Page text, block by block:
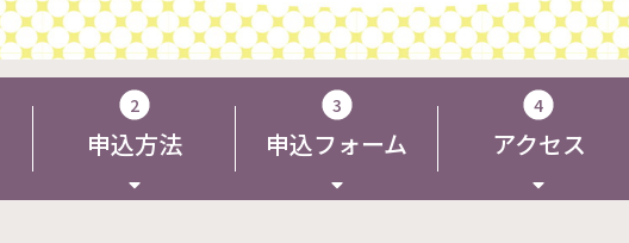
2
申込方法
3
申込フォーム
4
アクセス